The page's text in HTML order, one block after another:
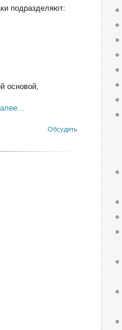
подразделяют:
основой,
Обсудить